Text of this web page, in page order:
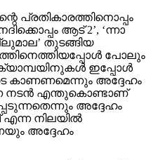
പ്രതികാരത്തിനൊപ്പം
ആട് 2’, ‘ന്നാ
തുടങ്ങിയ
പോലും
ഇപ്പോൾ
കാണണമെന്നും അദ്ദേഹം
നടൻ എന്തുകൊണ്ടാണ്
അദ്ദേഹം
എന്ന നിലയിൽ
അദ്ദേഹം